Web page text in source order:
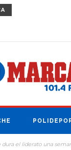
dura el liderato una